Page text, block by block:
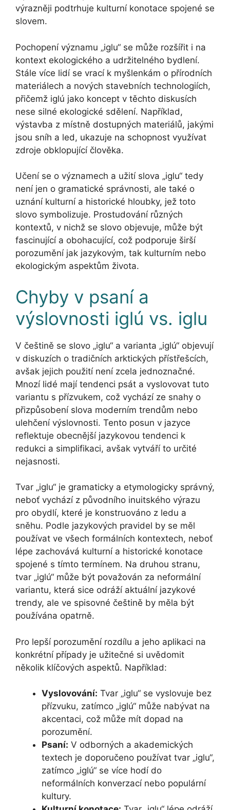
výrazněji podtrhuje kulturní konotace spojené se
slovem.
Pochopení významu „iglu“ se může rozšířit i na
kontext ekologického a udržitelného bydlení.
Stále více lidí se vrací k myšlenkám o přírodních
materiálech a nových stavebních technologiích,
přičemž iglú jako koncept v těchto diskusích
nese silné ekologické sdělení. Například,
výstavba z místně dostupných materiálů, jakými
jsou sníh a led, ukazuje na schopnost využívat
zdroje obklopující člověka.
Učení se o významech a užití slova „iglu“ tedy
není jen o gramatické správnosti, ale také o
uznání kulturní a historické hloubky, jež toto
slovo symbolizuje. Prostudování různých
kontextů, v nichž se slovo objevuje, může být
fascinující a obohacující, což podporuje širší
porozumění jak jazykovým, tak kulturním nebo
ekologickým aspektům života.
Chyby v psaní a
výslovnosti iglú vs. iglu
V češtině se slovo „iglu“ a varianta „iglú“ objevují
v diskuzích o tradičních arktických přístřešcích,
avšak jejich použití není zcela jednoznačné.
Mnozí lidé mají tendenci psát a vyslovovat tuto
variantu s přízvukem, což vychází ze snahy o
přizpůsobení slova moderním trendům nebo
ulehčení výslovnosti. Tento posun v jazyce
reflektuje obecnější jazykovou tendenci k
redukci a simplifikaci, avšak vytváří to určité
nejasnosti.
Tvar „iglu“ je gramaticky a etymologicky správný,
neboť vychází z původního inuitského výrazu
pro obydlí, které je konstruováno z ledu a
sněhu. Podle jazykových pravidel by se měl
používat ve všech formálních kontextech, neboť
lépe zachovává kulturní a historické konotace
spojené s tímto termínem. Na druhou stranu,
tvar „iglú“ může být považován za neformální
variantu, která sice odráží aktuální jazykové
trendy, ale ve spisovné češtině by měla být
používána opatrně.
Pro lepší porozumění rozdílu a jeho aplikaci na
konkrétní případy je užitečné si uvědomit
několik klíčových aspektů. Například:
Vyslovování: Tvar „iglu“ se vyslovuje bez
přízvuku, zatímco „iglú“ může nabývat na
akcentaci, což může mít dopad na
porozumění.
Psaní: V odborných a akademických
textech je doporučeno používat tvar „iglu“,
zatímco „iglú“ se více hodí do
neformálních konverzací nebo populární
kultury.